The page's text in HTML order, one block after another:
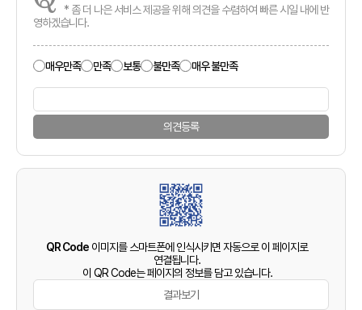
* 좀 더 나은 서비스 제공을 위해 의견을 수렴하여 빠른 시일 내에 반
영하겠습니다.
매우만족 만족 보통 불만족 매우 불만족
의견등록
QR Code 이미지를 스마트폰에 인식시키면 자동으로 이 페이지로
연결됩니다.
이 QR Code는 페이지의 정보를 담고 있습니다.
결과보기